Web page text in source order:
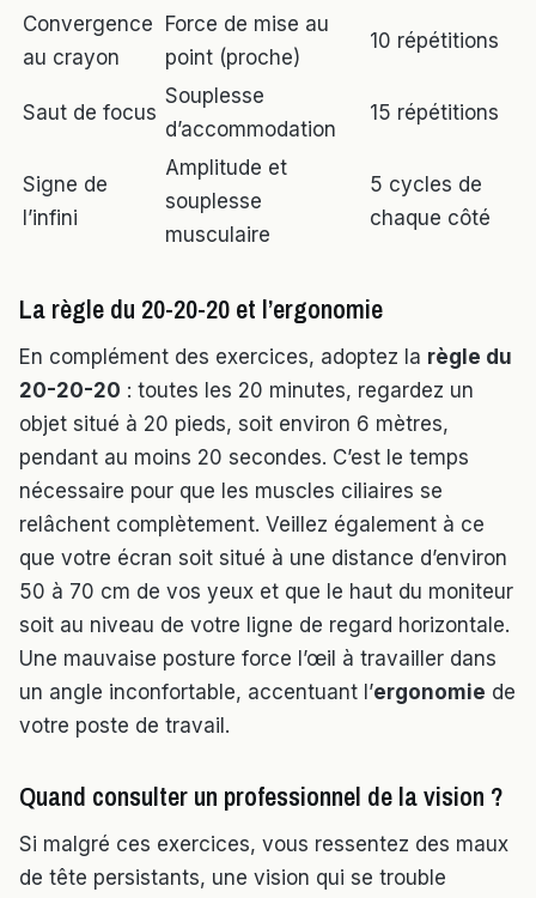
Convergence
au crayon
Force de mise au
point (proche)
10 répétitions
Saut de focus
Souplesse
d’accommodation
15 répétitions
Signe de
l’infini
Amplitude et
souplesse
musculaire
5 cycles de
chaque côté
La règle du 20-20-20 et l’ergonomie
En complément des exercices, adoptez la règle du
20-20-20 : toutes les 20 minutes, regardez un
objet situé à 20 pieds, soit environ 6 mètres,
pendant au moins 20 secondes. C’est le temps
nécessaire pour que les muscles ciliaires se
relâchent complètement. Veillez également à ce
que votre écran soit situé à une distance d’environ
50 à 70 cm de vos yeux et que le haut du moniteur
soit au niveau de votre ligne de regard horizontale.
Une mauvaise posture force l’œil à travailler dans
un angle inconfortable, accentuant l’ergonomie de
votre poste de travail.
Quand consulter un professionnel de la vision ?
Si malgré ces exercices, vous ressentez des maux
de tête persistants, une vision qui se trouble